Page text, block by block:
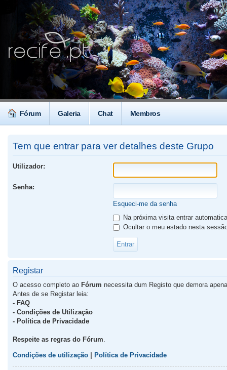
Fórum Galeria Chat Membros
Tem que entrar para ver detalhes deste Grupo
Utilizador:
Senha:
Esqueci-me da senha
Na próxima visita entrar
Ocultar o meu estado nesta
Registar
O acesso completo ao Fórum necessita dum Registo que demora
Antes de se Registar leia:
- FAQ
- Condições de Utilização
- Política de Privacidade
Respeite as regras do Fórum
Condições de utilização Política de Privacidade